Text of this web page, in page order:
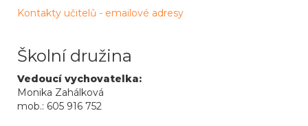
Kontakty učitelů - emailové adresy
Školní družina
Vedoucí vychovatelka:
Monika Zahálková
mob.: 605 916 752